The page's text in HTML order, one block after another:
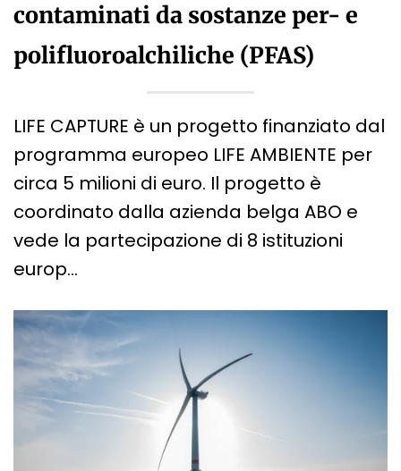
contaminati da sostanze per- e
polifluoroalchiliche (PFAS)
LIFE CAPTURE è un progetto finanziato dal
programma europeo LIFE AMBIENTE per
circa 5 milioni di euro. Il progetto è
coordinato dalla azienda belga ABO e
vede la partecipazione di 8 istituzioni
europ…